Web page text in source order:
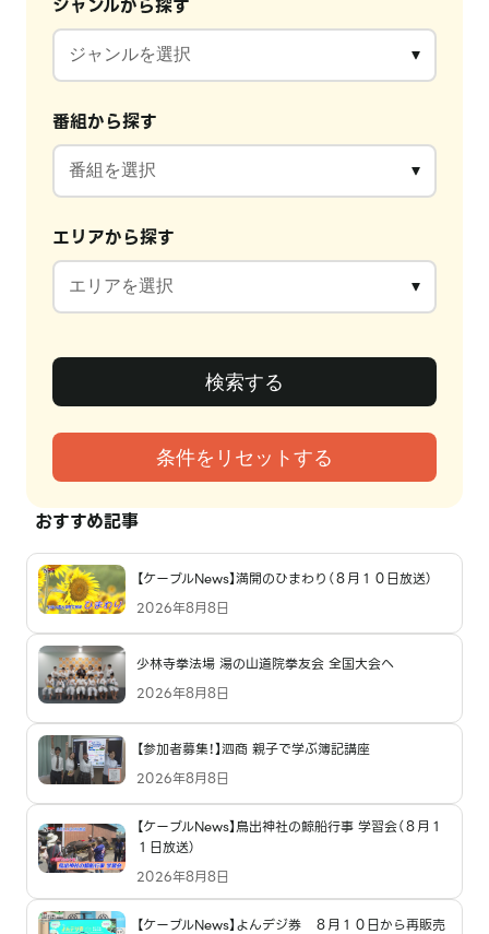
ジャンルから探す
番組から探す
エリアから探す
おすすめ記事
【ケーブルNews】満開のひまわり（８月１０日放送）
2026年8月8日
少林寺拳法場 湯の山道院拳友会 全国大会へ
2026年8月8日
【参加者募集！】泗商 親子で学ぶ簿記講座
2026年8月8日
【ケーブルNews】鳥出神社の鯨船行事 学習会（８月１
１日放送）
2026年8月8日
【ケーブルNews】よんデジ券 ８月１０日から再販売